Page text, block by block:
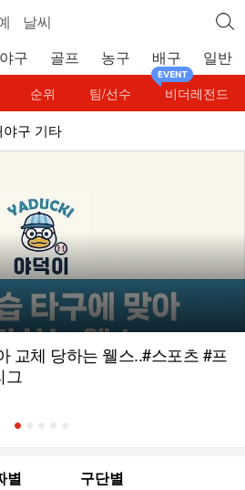
날씨
구 골프 농구 배구 일반
순위 팀/선수 비더레전드
야구 기타
교체 당하는 웰스..#스포츠 #프
그
별 구단별